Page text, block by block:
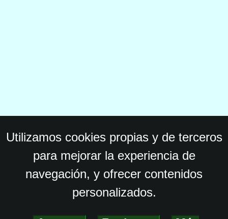
Utilizamos cookies propias y de terceros
para mejorar la experiencia de
navegación, y ofrecer contenidos
personalizados.